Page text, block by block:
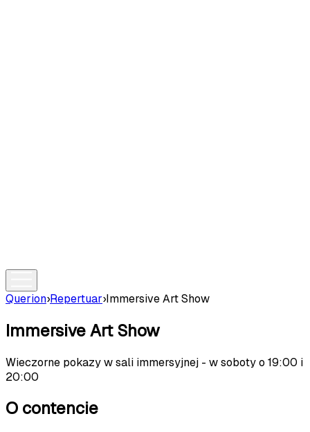
Querion›Repertuar›Immersive Art Show
Immersive Art Show
Wieczorne pokazy w sali immersyjnej - w soboty o 19:00 i
20:00
O contencie